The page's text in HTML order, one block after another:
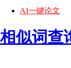
AI一键论文
相似词查